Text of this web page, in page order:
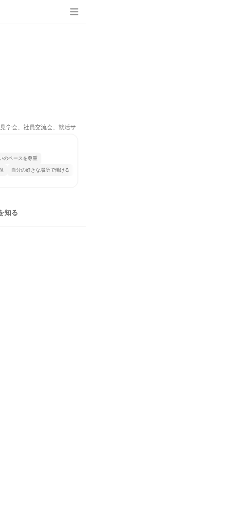
学会、社員交流会、就活サ
のペースを尊重
自分の好きな場所で働ける
知る